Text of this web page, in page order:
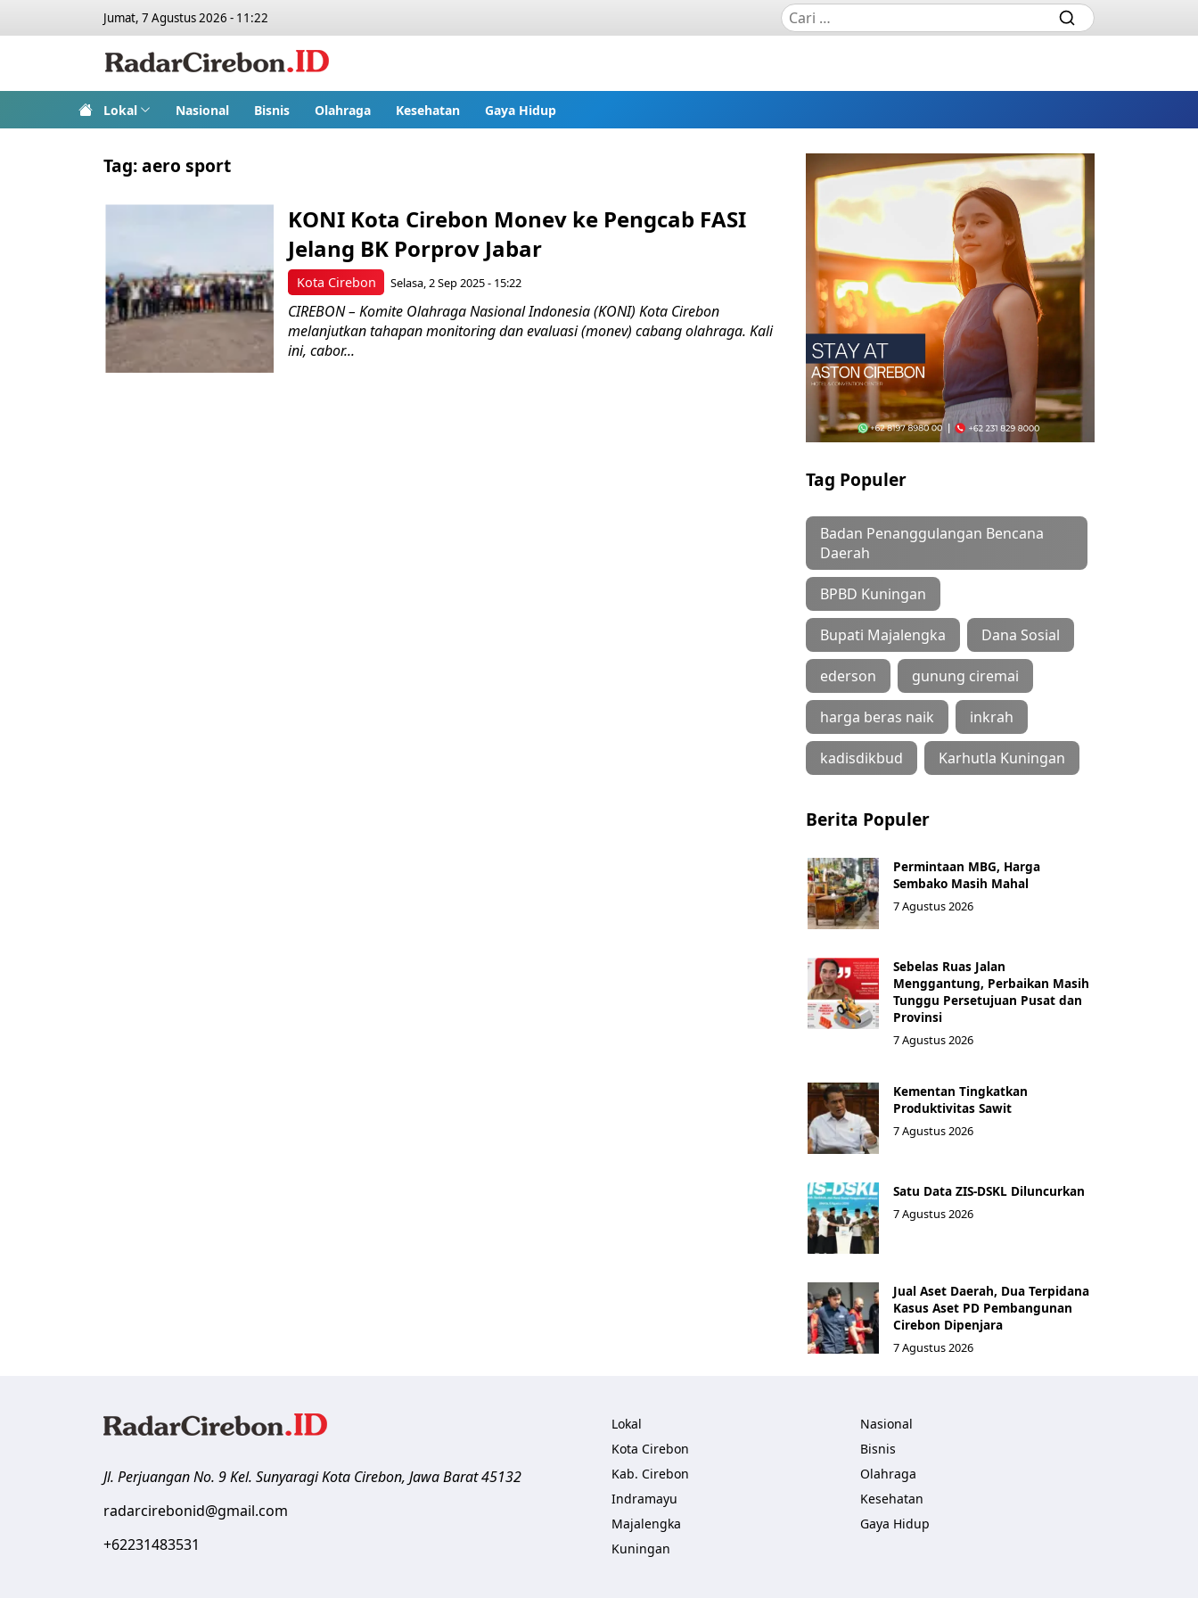
Jumat, 7 Agustus 2026 - 11:22
Lokal Nasional Bisnis Olahraga Kesehatan Gaya Hidup
Tag:aero sport
Kota Cirebon
KONI Kota Cirebon Monev ke Pengcab FASI
Jelang BK Porprov Jabar
Selasa, 2 Sep 2025 - 15:22
CIREBON – Komite Olahraga Nasional Indonesia (KONI) Kota Cirebon
melanjutkan tahapan monitoring dan evaluasi (monev) cabang olahraga. Kali
ini, cabor...
Tag Populer
Badan Penanggulangan Bencana
Daerah
BPBD Kuningan
Bupati Majalengka Dana Sosial
ederson gunung ciremai
harga beras naik inkrah
kadisdikbud Karhutla Kuningan
Berita Populer
Permintaan MBG, Harga
Sembako Masih Mahal
7 Agustus 2026
Sebelas Ruas Jalan
Menggantung, Perbaikan Masih
Tunggu Persetujuan Pusat dan
Provinsi
7 Agustus 2026
Kementan Tingkatkan
Produktivitas Sawit
7 Agustus 2026
Satu Data ZIS-DSKL Diluncurkan
7 Agustus 2026
Jual Aset Daerah, Dua Terpidana
Kasus Aset PD Pembangunan
Cirebon Dipenjara
7 Agustus 2026
Jl. Perjuangan No. 9 Kel. SunyaragiKota Cirebon, Jawa Barat45132
radarcirebonid@gmail.com
+62231483531
Lokal
Kota Cirebon
Kab. Cirebon
Indramayu
Majalengka
Kuningan
Nasional
Bisnis
Olahraga
Kesehatan
Gaya Hidup